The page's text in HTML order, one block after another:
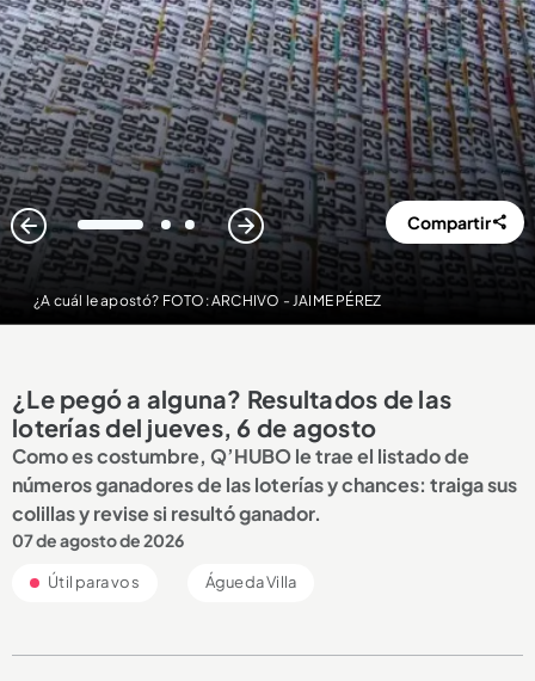
¿A cuál le apostó? FOTO: ARCHIVO - JAIME PÉREZ
1 2 3 Compartir
¿Le pegó a alguna? Resultados de las
loterías del jueves, 6 de agosto
Como es costumbre, Q’HUBO le trae el listado de
números ganadores de las loterías y chances: traiga sus
colillas y revise si resultó ganador.
07 de agosto de 2026
Útil para vos Águeda Villa